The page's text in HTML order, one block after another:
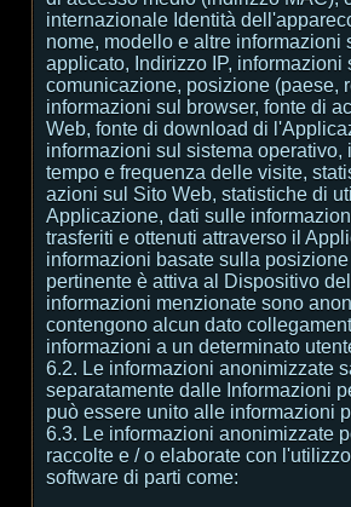
internazionale Identità
nome, modello e altre informazioni
applicato, Indirizzo IP, informazioni
comunicazione, posizione (paese,
informazioni sul browser, fonte di
Web, fonte di download di
informazioni sul sistema operativo,
tempo e frequenza delle visite,
azioni sul Sito Web, statistiche di
Applicazione, dati sulle
trasferiti e ottenuti attraverso il
informazioni basate sulla
pertinente è attiva al Dispositivo
informazioni menzionate sono
contengono alcun dato
informazioni a un determinato
6.2. Le informazioni anonimizzate
separatamente dalle Informazioni
può essere unito alle informazioni
6.3. Le informazioni anonimizzate
raccolte e / o elaborate con
software di parti come: